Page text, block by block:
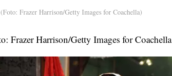
(Foto: Frazer Harrison/Getty Images for Coachella)
Frazer Harrison/Getty Images for Coachella